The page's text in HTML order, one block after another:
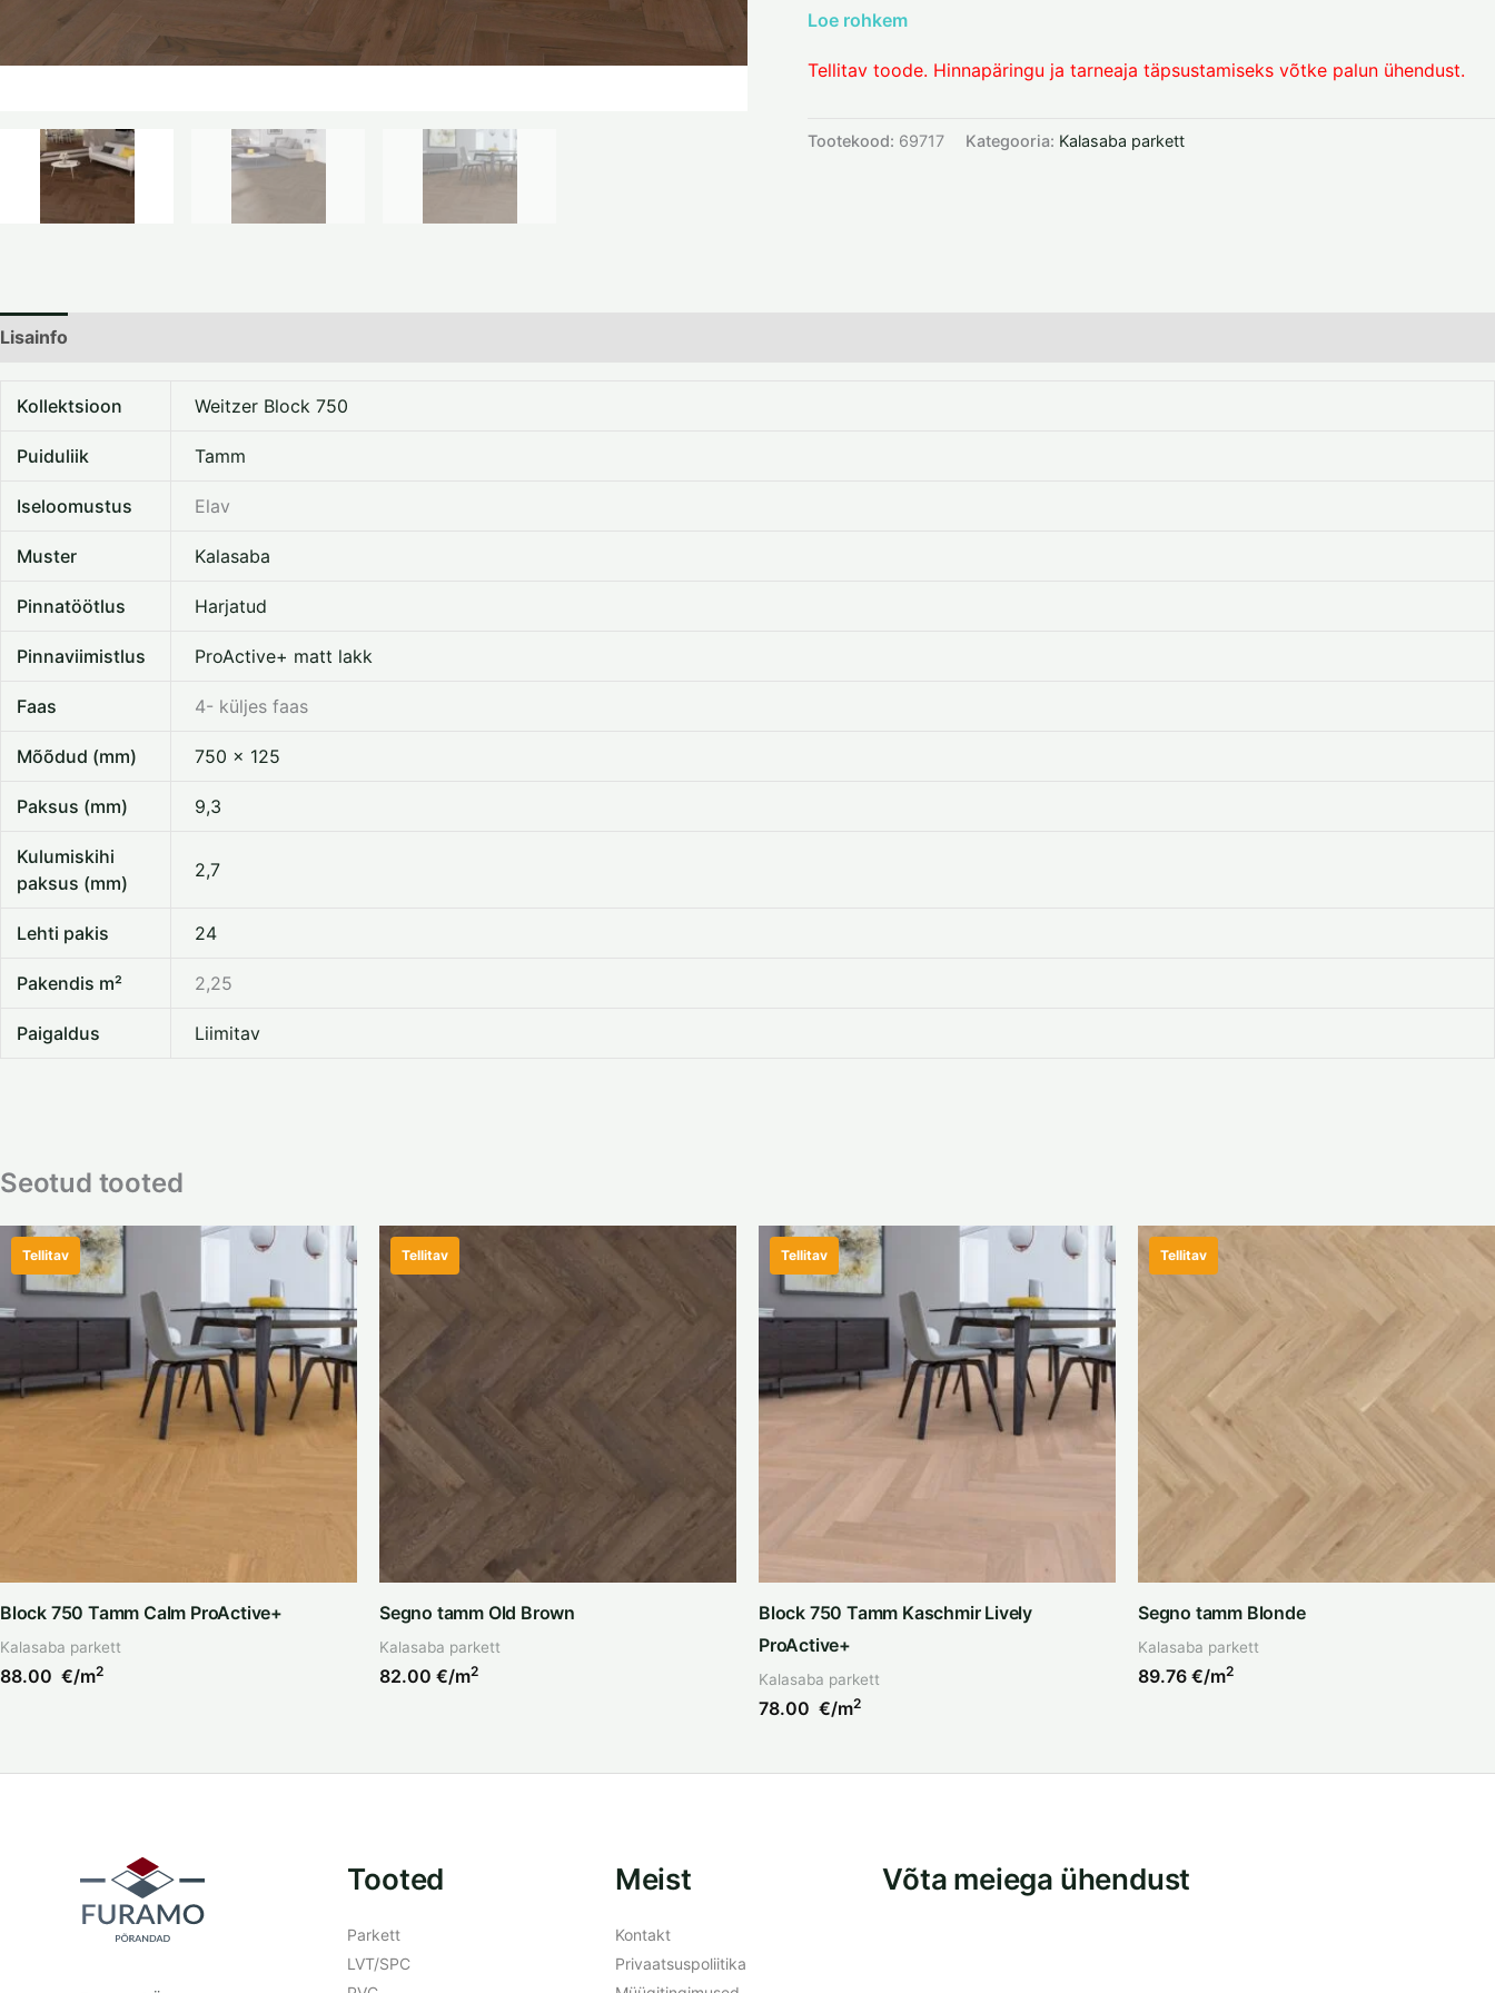
Loe rohkem
Tellitav toode. Hinnapäringu ja tarneaja täpsustamiseks võtke palun ühendust.
Tootekood: 69717 Kategooria: Kalasaba parkett
Lisainfo
Kollektsioon Weitzer Block 750
Puiduliik Tamm
Iseloomustus Elav
Muster Kalasaba
Pinnatöötlus Harjatud
Pinnaviimistlus ProActive+ matt lakk
Faas 4- küljes faas
Mõõdud (mm) 750 x 125
Paksus (mm) 9,3
Kulumiskihi
paksus (mm)
2,7
Lehti pakis 24
Pakendis m² 2,25
Paigaldus Liimitav
Seotud tooted
Tellitav
Block 750 Tamm Calm ProActive+
Kalasaba parkett
88.00 €/m2
Tellitav
Segno tamm Old Brown
Kalasaba parkett
82.00 €/m2
Tellitav
Block 750 Tamm Kaschmir Lively
ProActive+
Kalasaba parkett
78.00 €/m2
Tellitav
Segno tamm Blonde
Kalasaba parkett
89.76 €/m2
Tooted
Parkett
LVT/SPC
Meist
Kontakt
Privaatsuspoliitika
Võta meiega ühendust